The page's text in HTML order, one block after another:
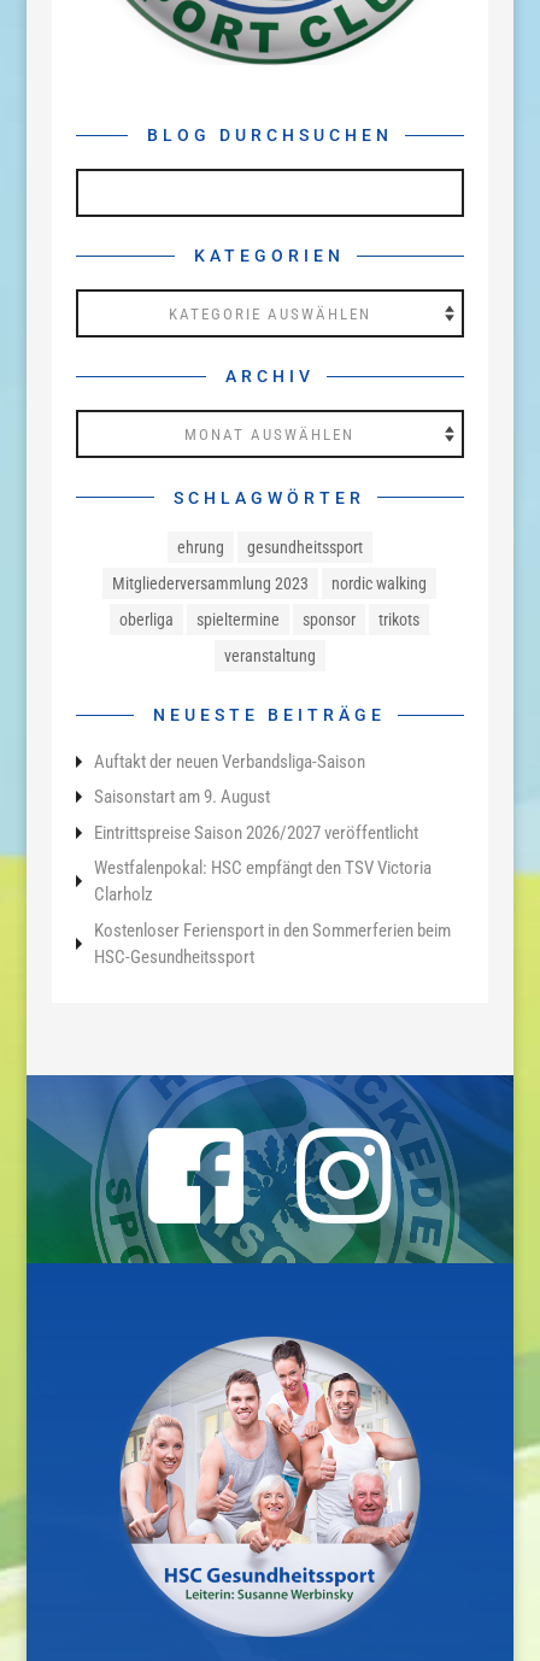
BLOG DURCHSUCHEN
KATEGORIEN
ARCHIV
SCHLAGWÖRTER
ehrung
gesundheitssport
Mitgliederversammlung 2023
nordic walking
oberliga
spieltermine sponsor
trikots
veranstaltung
NEUESTE BEITRÄGE
Auftakt der neuen Verbandsliga-Saison
Saisonstart am 9. August
Eintrittspreise Saison 2026/2027 veröffentlicht
Westfalenpokal: HSC empfängt den TSV Victoria
Clarholz
Kostenloser Feriensport in den Sommerferien beim
HSC-Gesundheitssport